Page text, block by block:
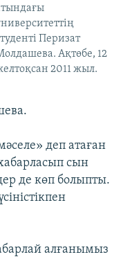
Перизат
Ақтөбе, 12
2011 жыл.
деп атаған
сын
де көп болыпты.
алғанымыз